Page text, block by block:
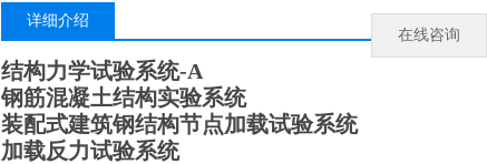
在线咨询
详细介绍
结构力学试验系统-A
钢筋混凝土结构实验系统
装配式建筑钢结构节点加载试验系统
加载反力试验系统